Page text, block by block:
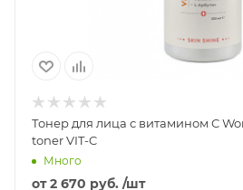
Тонер для лица с витамином С
toner VIT-C
Много
от2 670 руб. /шт